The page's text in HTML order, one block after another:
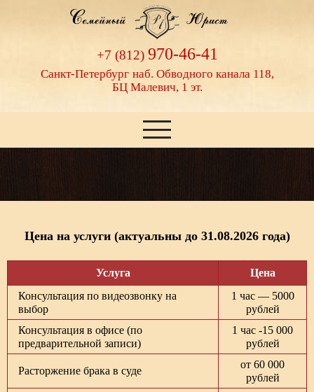
+7 (812) 970-46-41
Санкт-Петербург наб. Обводного канала 118,
БЦ Малевич, 1 эт.
Цена на услуги (актуальны до 31.08.2026 года)
Услуга
Цена
Консультация по видеозвонку на
выбор
1 час — 5000
рублей
Консультация в офисе (по
предварительной записи)
1 час -15 000
рублей
Расторжение брака в суде
от 60 000
рублей